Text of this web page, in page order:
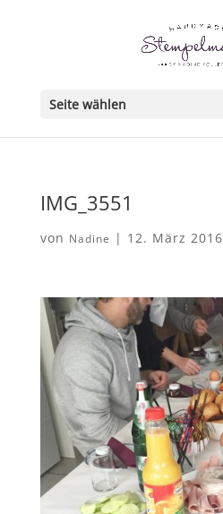
Seite wählen
IMG_3551
von Nadine | 12. März 2016